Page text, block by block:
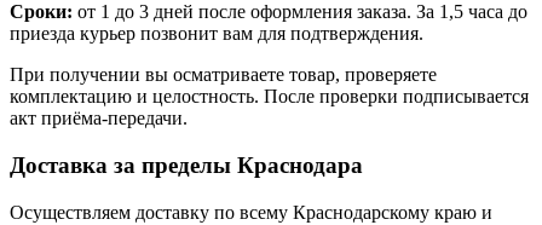
Сроки: от 1 до 3 дней после оформления заказа. За 1,5 часа до
приезда курьер позвонит вам для подтверждения.
При получении вы осматриваете товар, проверяете
комплектацию и целостность. После проверки подписывается
акт приёма-передачи.
Доставка за пределы Краснодара
Осуществляем доставку по всему Краснодарскому краю и